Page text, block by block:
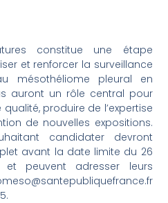
constitue une étape
et renforcer la surveillance
mésothéliome pleural en
auront un rôle central pour
produire de l’expertise
de nouvelles expositions.
candidater devront
avant la date limite du 26
peuvent adresser leurs